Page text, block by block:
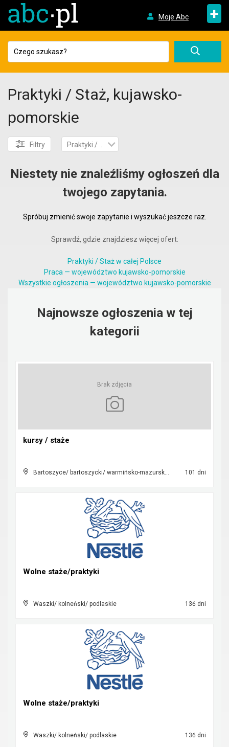
Moje Abc +
Praktyki / Staż, kujawsko-
pomorskie
Filtry Praktyki / Staż
Niestety nie znaleźliśmy ogłoszeń dla
twojego zapytania.
Spróbuj zmienić swoje zapytanie i wyszukać jeszcze raz.
Sprawdź, gdzie znajdziesz więcej ofert:
Praktyki / Staż w całej Polsce
Praca — województwo kujawsko-pomorskie
Wszystkie ogłoszenia — województwo kujawsko-pomorskie
Najnowsze ogłoszenia w tej
kategorii
Brak zdjęcia
kursy / staże
Bartoszyce/ bartoszycki/ warmińsko-mazurskie 101 dni
Wolne staże/praktyki
Waszki/ kolneński/ podlaskie 136 dni
Wolne staże/praktyki
Waszki/ kolneński/ podlaskie 136 dni